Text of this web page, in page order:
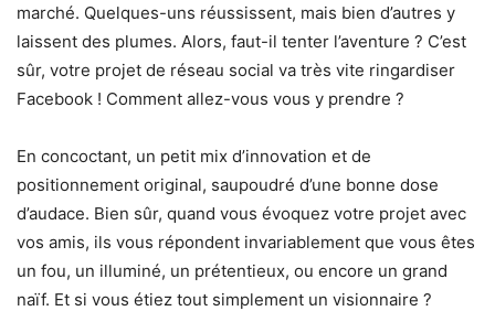
marché. Quelques-uns réussissent, mais bien d’autres y
laissent des plumes. Alors, faut-il tenter l’aventure ? C’est
sûr, votre projet de réseau social va très vite ringardiser
Facebook ! Comment allez-vous vous y prendre ?
En concoctant, un petit mix d’innovation et de
positionnement original, saupoudré d’une bonne dose
d’audace. Bien sûr, quand vous évoquez votre projet avec
vos amis, ils vous répondent invariablement que vous êtes
un fou, un illuminé, un prétentieux, ou encore un grand
naïf. Et si vous étiez tout simplement un visionnaire ?